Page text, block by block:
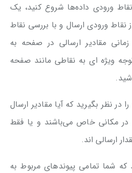
ورودی داده‌ها شروع کنید، یک
ورودی ارسال و با بررسی نقاط
مقادیر ارسالی در صفحه به
ویژه ای به نقاطی مانند صفحه
در نظر بگیرید که آیا مقادیر ارسال
مکانی خاص می‌باشند و یا فقط
که شما تمامی پیوند‌های مربوط به